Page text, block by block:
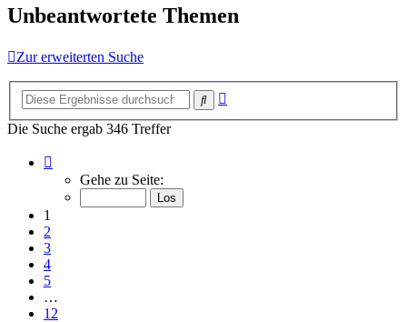
Unbeantwortete Themen
Zur erweiterten Suche
Suche
Die Suche ergab 346 Treffer
von
Gehe zu Seite:
1
2
3
4
5
…
12